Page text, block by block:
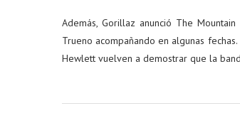
Además, Gorillaz anunció The
Trueno acompañando en algunas
Hewlett vuelven a demostrar que la